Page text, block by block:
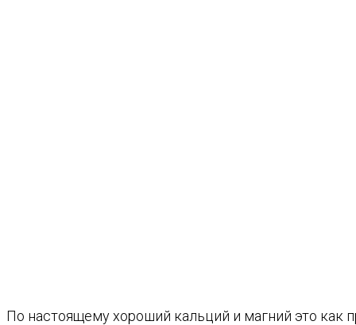
По настоящему хороший кальций и магний это как